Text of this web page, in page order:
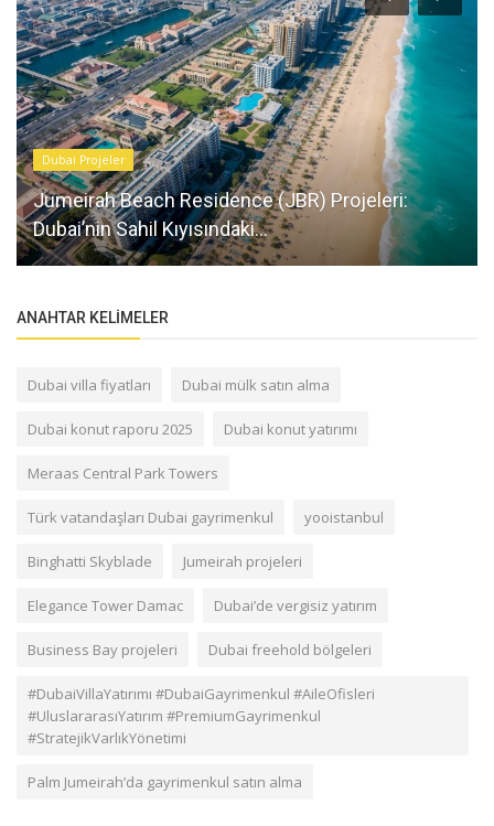
Dubai Projeler
Jumeirah Beach Residence (JBR) Projeleri:
Dubai’nin Sahil Kıyısındaki...
ANAHTAR KELIMELER
Dubai villa fiyatları Dubai mülk satın alma
Dubai konut raporu 2025 Dubai konut yatırımı
Meraas Central Park Towers
Türk vatandaşları Dubai gayrimenkul yooistanbul
Binghatti Skyblade Jumeirah projeleri
Elegance Tower Damac Dubai’de vergisiz yatırım
Business Bay projeleri Dubai freehold bölgeleri
#DubaiVillaYatırımı #DubaiGayrimenkul #AileOfisleri
#UluslararasıYatırım #PremiumGayrimenkul
#StratejikVarlıkYönetimi
Palm Jumeirah’da gayrimenkul satın alma